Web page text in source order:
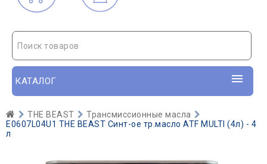
Поиск товаров
КАТАЛОГ
THE BEAST
Трансмиссионные масла
E0607L04U1 THE BEAST Синт-ое тр.масло ATF MULTI (4л) - 4
л